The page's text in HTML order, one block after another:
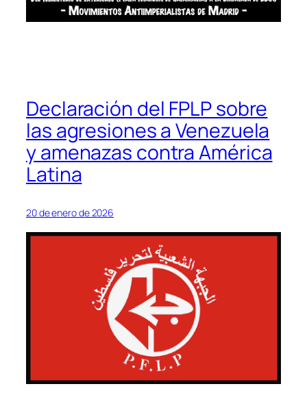
Declaración del FPLP sobre
las agresiones a Venezuela
y amenazas contra América
Latina
20 de enero de 2026